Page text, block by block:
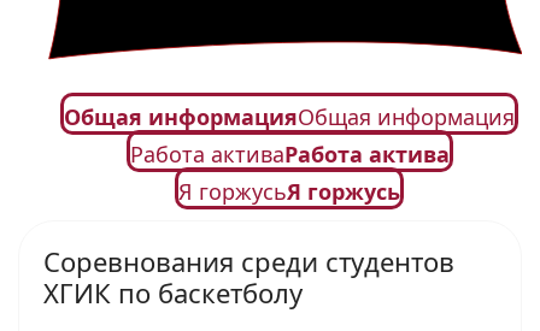
Общая информацияОбщая информация
Работа активаРабота актива
Я горжусьЯ горжусь
Соревнования среди студентов
ХГИК по баскетболу